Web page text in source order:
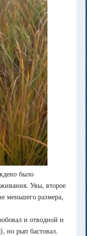
было
Увы, второе
меньшего размера,
и отводной и
но рып бастовал.